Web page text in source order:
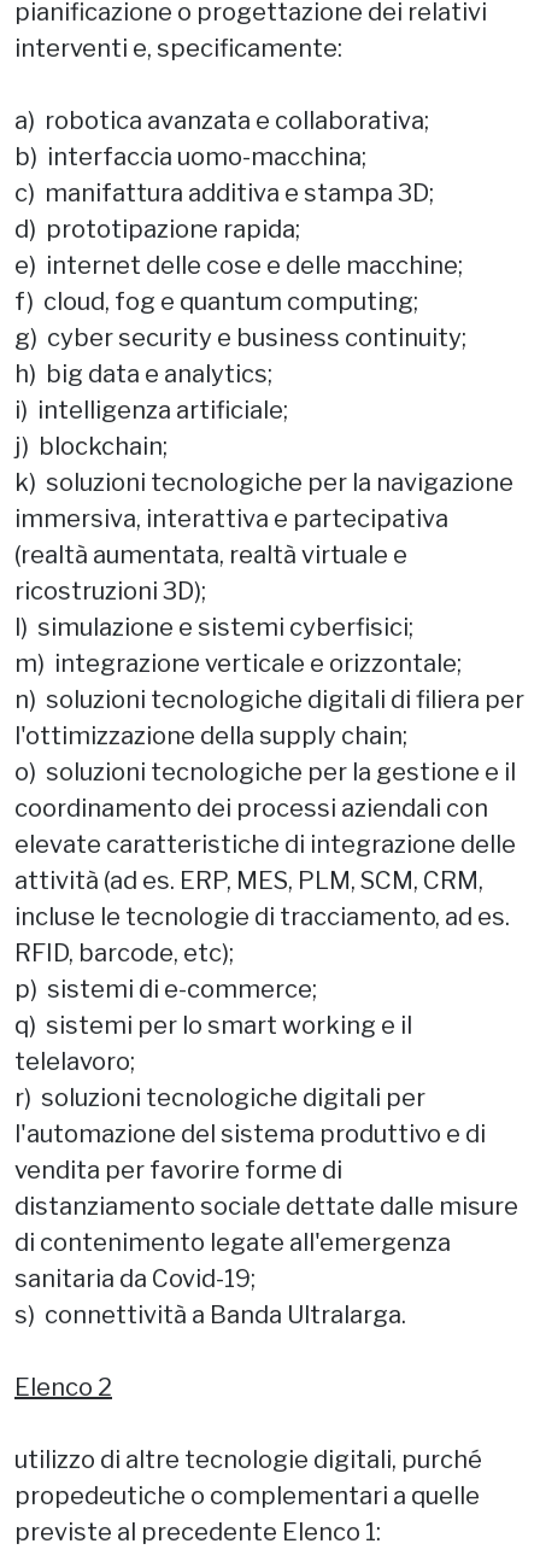
pianificazione o progettazione dei relativi
interventi e, specificamente:
a) robotica avanzata e collaborativa;
b) interfaccia uomo-macchina;
c) manifattura additiva e stampa 3D;
d) prototipazione rapida;
e) internet delle cose e delle macchine;
f) cloud, fog e quantum computing;
g) cyber security e business continuity;
h) big data e analytics;
i) intelligenza artificiale;
j) blockchain;
k) soluzioni tecnologiche per la navigazione
immersiva, interattiva e partecipativa
(realtà aumentata, realtà virtuale e
ricostruzioni 3D);
l) simulazione e sistemi cyberfisici;
m) integrazione verticale e orizzontale;
n) soluzioni tecnologiche digitali di filiera per
l'ottimizzazione della supply chain;
o) soluzioni tecnologiche per la gestione e il
coordinamento dei processi aziendali con
elevate caratteristiche di integrazione delle
attività (ad es. ERP, MES, PLM, SCM, CRM,
incluse le tecnologie di tracciamento, ad es.
RFID, barcode, etc);
p) sistemi di e-commerce;
q) sistemi per lo smart working e il
telelavoro;
r) soluzioni tecnologiche digitali per
l'automazione del sistema produttivo e di
vendita per favorire forme di
distanziamento sociale dettate dalle misure
di contenimento legate all'emergenza
sanitaria da Covid-19;
s) connettività a Banda Ultralarga.
Elenco 2
utilizzo di altre tecnologie digitali, purché
propedeutiche o complementari a quelle
previste al precedente Elenco 1: